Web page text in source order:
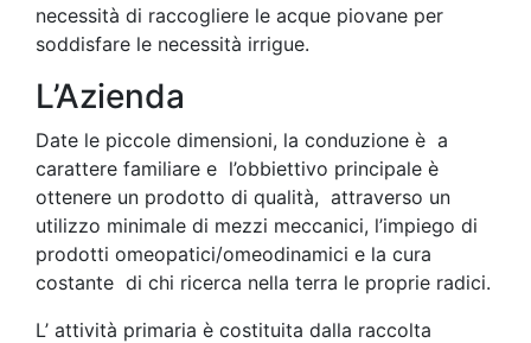
necessità di raccogliere le acque piovane per
soddisfare le necessità irrigue.
L’Azienda
Date le piccole dimensioni, la conduzione è a
carattere familiare e l’obbiettivo principale è
ottenere un prodotto di qualità, attraverso un
utilizzo minimale di mezzi meccanici, l’impiego di
prodotti omeopatici/omeodinamici e la cura
costante di chi ricerca nella terra le proprie radici.
L’ attività primaria è costituita dalla raccolta